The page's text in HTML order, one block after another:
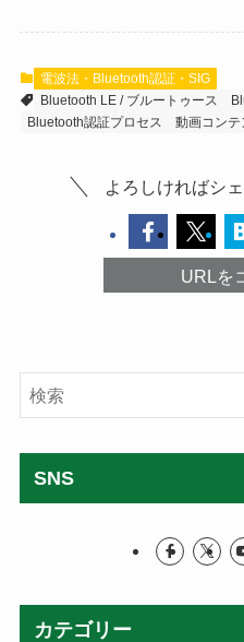
電波法・Bluetooth認証・SIG
Bluetooth LE / ブルートゥース
Bluetooth認証プロセス
動画コンテ
よろしければシ
URLを
SNS
カテゴリー